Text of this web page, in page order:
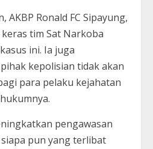
AKBP Ronald FC Sipayung,
tim Sat Narkoba
ini. Ia juga
kepolisian tidak akan
para pelaku kejahatan
pengawasan
pun yang terlibat